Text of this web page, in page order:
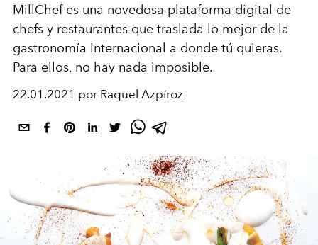
MillChef es una novedosa plataforma digital de
chefs y restaurantes que traslada lo mejor de la
gastronomía internacional a donde tú quieras.
Para ellos, no hay nada imposible.
22.01.2021 por Raquel Azpíroz